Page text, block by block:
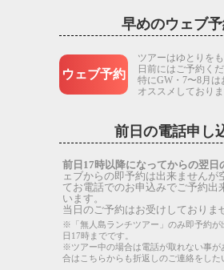
早めのウェブ
ウェブ予約
ツアーはゆとりを
日前にはご予約くだ
特にGW・7〜8月
オススメしておりま
前日の電話申し
前日17時以降になってからの翌日
ェブからの即予約は出来ませんが
てお電話でのお申込みでご予約出
います。
当日のご予約はお受けしておりま
※「無人島ランチツアー」のみ即予約が
日17時までです。
※ツアー中の場合は電話が取れない事が
合はこちらからも折返しのご連絡をした